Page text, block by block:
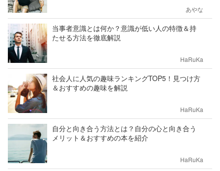
あやな
当事者意識とは何か？意識が低い人の特徴＆持
たせる方法を徹底解説
HaRuKa
社会人に人気の趣味ランキングTOP5！見つけ方
＆おすすめの趣味を解説
HaRuKa
自分と向き合う方法とは？自分の心と向き合う
メリット＆おすすめの本を紹介
HaRuKa